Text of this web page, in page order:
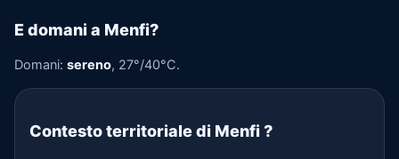
E domani a Menfi?
Domani: sereno, 27°/40°C.
Contesto territoriale di Menfi ?